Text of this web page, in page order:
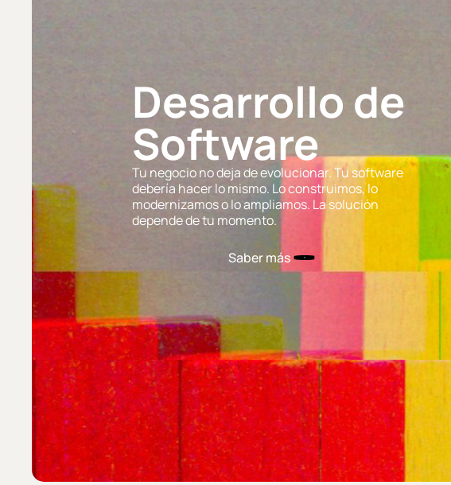
Desarrollo de
Software
Tu negocio no deja de evolucionar. Tu software
debería hacer lo mismo. Lo construimos, lo
modernizamos o lo ampliamos. La solución
depende de tu momento.
Saber más